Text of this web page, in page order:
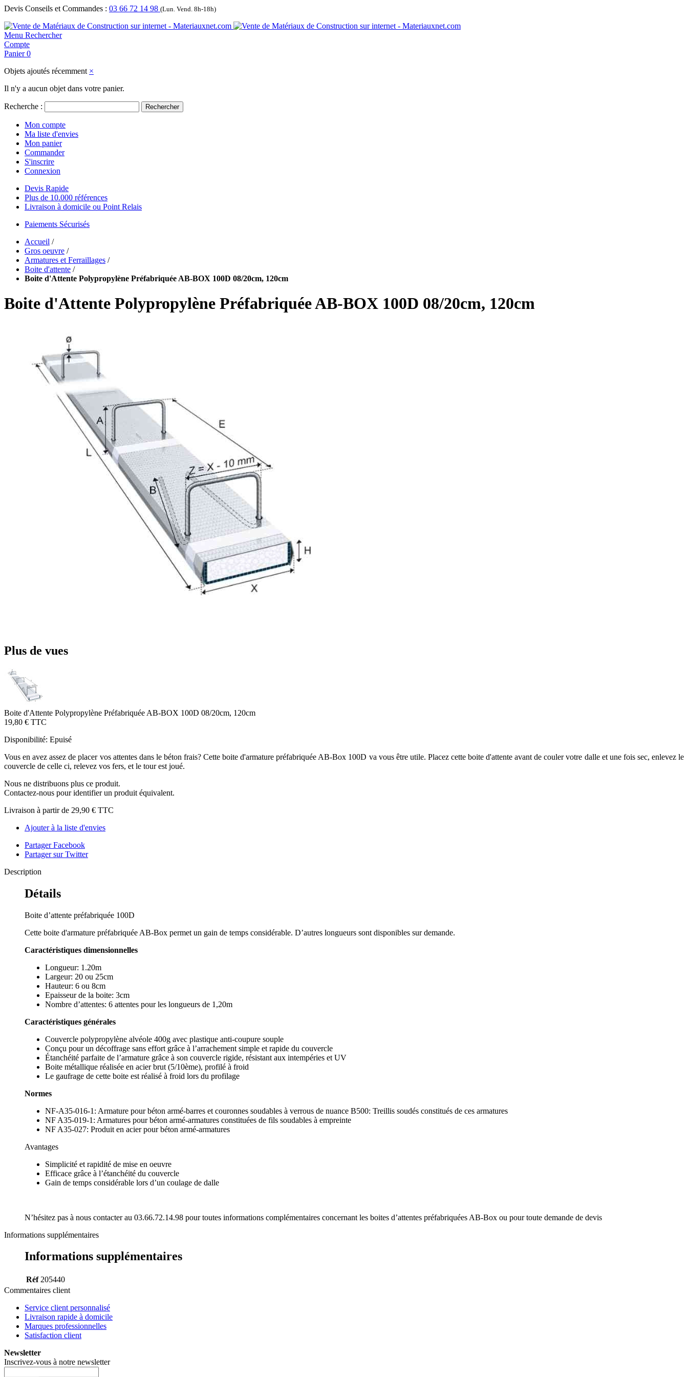
Devis Conseils et Commandes : 03 66 72 14 98 (Lun. Vend. 8h-18h)
Menu Rechercher
Compte
Panier 0
Objets ajoutés récemment ×
Il n'y a aucun objet dans votre panier.
Recherche : Rechercher
Mon compte
Ma liste d'envies
Mon panier
Commander
S'inscrire
Connexion
Devis Rapide
Plus de 10.000 références
Livraison à domicile ou Point Relais
Paiements Sécurisés
Accueil /
Gros oeuvre /
Armatures et Ferraillages /
Boite d'attente /
Boite d'Attente Polypropylène Préfabriquée AB-BOX 100D 08/20cm, 120cm
Boite d'Attente Polypropylène Préfabriquée AB-BOX 100D 08/20cm, 120cm
Plus de vues
Boite d'Attente Polypropylène Préfabriquée AB-BOX 100D 08/20cm, 120cm
19,80 € TTC
Disponibilité: Epuisé
Vous en avez assez de placer vos attentes dans le béton frais? Cette boite d'armature préfabriquée AB-Box 100D va vous être utile. Placez cette boite d'attente avant de couler votre dalle et une fois sec, enlevez le
couvercle de celle ci, relevez vos fers, et le tour est joué.
Nous ne distribuons plus ce produit.
Contactez-nous pour identifier un produit équivalent.
Livraison à partir de 29,90 € TTC
Ajouter à la liste d'envies
Partager Facebook
Partager sur Twitter
Description
Détails
Boite d’attente préfabriquée 100D
Cette boite d'armature préfabriquée AB-Box permet un gain de temps considérable. D’autres longueurs sont disponibles sur demande.
Caractéristiques dimensionnelles
Longueur: 1.20m
Largeur: 20 ou 25cm
Hauteur: 6 ou 8cm
Epaisseur de la boite: 3cm
Nombre d’attentes: 6 attentes pour les longueurs de 1,20m
Caractéristiques générales
Couvercle polypropylène alvéole 400g avec plastique anti-coupure souple
Conçu pour un décoffrage sans effort grâce à l’arrachement simple et rapide du couvercle
Étanchéité parfaite de l’armature grâce à son couvercle rigide, résistant aux intempéries et UV
Boite métallique réalisée en acier brut (5/10ème), profilé à froid
Le gaufrage de cette boite est réalisé à froid lors du profilage
Normes
NF-A35-016-1: Armature pour béton armé-barres et couronnes soudables à verrous de nuance B500: Treillis soudés constitués de ces armatures
NF A35-019-1: Armatures pour béton armé-armatures constituées de fils soudables à empreinte
NF A35-027: Produit en acier pour béton armé-armatures
Avantages
Simplicité et rapidité de mise en oeuvre
Efficace grâce à l’étanchéité du couvercle
Gain de temps considérable lors d’un coulage de dalle
N’hésitez pas à nous contacter au 03.66.72.14.98 pour toutes informations complémentaires concernant les boites d’attentes préfabriquées AB-Box ou pour toute demande de devis
Informations supplémentaires
Informations supplémentaires
Réf 205440
Commentaires client
Service client personnalisé
Livraison rapide à domicile
Marques professionnelles
Satisfaction client
Newsletter
Inscrivez-vous à notre newsletter